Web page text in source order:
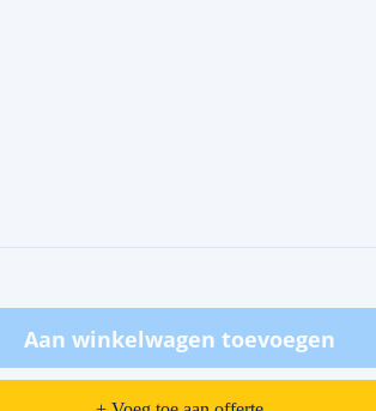
Aan winkelwagen toevoegen